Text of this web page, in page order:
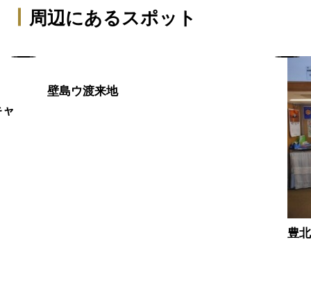
周辺にあるスポット
壁島ウ渡来地
豊